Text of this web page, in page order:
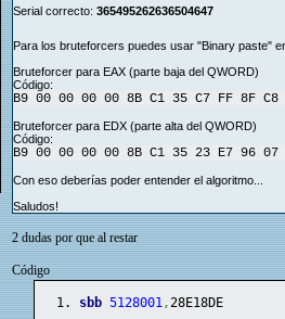
Serial correcto: 365495262636504647
Para los bruteforcers puedes usar "Binary paste"
Bruteforcer para EAX (parte baja del QWORD)
Código:
B9 00 00 00 00 8B C1 35 C7 FF 8F
Bruteforcer para EDX (parte alta del QWORD)
Código:
B9 00 00 00 00 8B C1 35 23 E7 96 07
Con eso deberías poder entender el algoritmo...
Saludos!
2 dudas por que al restar
Código
sbb 5128001,28E18DE